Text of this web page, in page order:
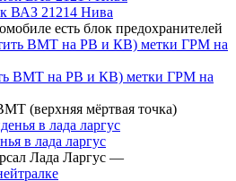
ВАЗ 21214 Нива
есть блок предохранителей
ВМТ на РВ и КВ) метки ГРМ на
(верхняя мёртвая точка)
в лада ларгус
Лада Ларгус —